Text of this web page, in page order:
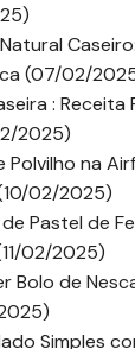
(07/02/
: Receita
2025)
Polvilho na
02/2025)
Pastel de
02/2025)
Bolo de
Simples